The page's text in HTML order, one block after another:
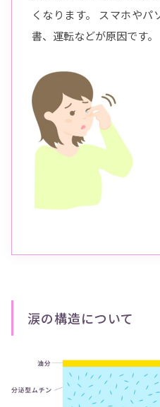
くなります。 スマホや
書、運転などが原因です。
涙の構造について